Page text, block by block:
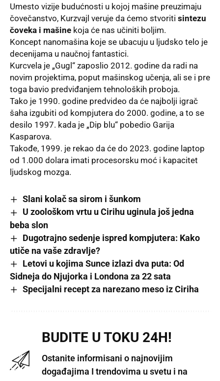
Umesto vizije budućnosti u kojoj mašine preuzimaju
čovečanstvo, Kurzvajl veruje da ćemo stvoriti sintezu
čoveka i mašine koja će nas učiniti boljim.
Koncept nanomašina koje se ubacuju u ljudsko telo je
decenijama u naučnoj fantastici.
Kurcvela je „Gugl“ zaposlio 2012. godine da radi na
novim projektima, poput mašinskog učenja, ali se i pre
toga bavio predviđanjem tehnoloških proboja.
Tako je 1990. godine predvideo da će najbolji igrač
šaha izgubiti od kompjutera do 2000. godine, a to se
desilo 1997. kada je „Dip blu“ pobedio Garija
Kasparova.
Takođe, 1999. je rekao da će do 2023. godine laptop
od 1.000 dolara imati procesorsku moć i kapacitet
ljudskog mozga.
Slani kolač sa sirom i šunkom
U zoološkom vrtu u Cirihu uginula još jedna
beba slon
Dugotrajno sedenje ispred kompjutera: Kako
utiče na vaše zdravlje?
Letovi u kojima Sunce izlazi dva puta: Od
Sidneja do Njujorka i Londona za 22 sata
Specijalni recept za narezano meso iz Ciriha
BUDITE U TOKU 24H!
Ostanite informisani o najnovijim
događajima I trendovima u svetu i na